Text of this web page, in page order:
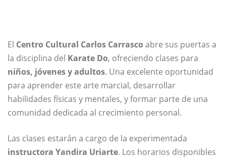
El Centro Cultural Carlos Carrasco abre sus puertas a
la disciplina del Karate Do, ofreciendo clases para
niños, jóvenes y adultos. Una excelente oportunidad
para aprender este arte marcial, desarrollar
habilidades físicas y mentales, y formar parte de una
comunidad dedicada al crecimiento personal.
Las clases estarán a cargo de la experimentada
instructora Yandira Uriarte. Los horarios disponibles